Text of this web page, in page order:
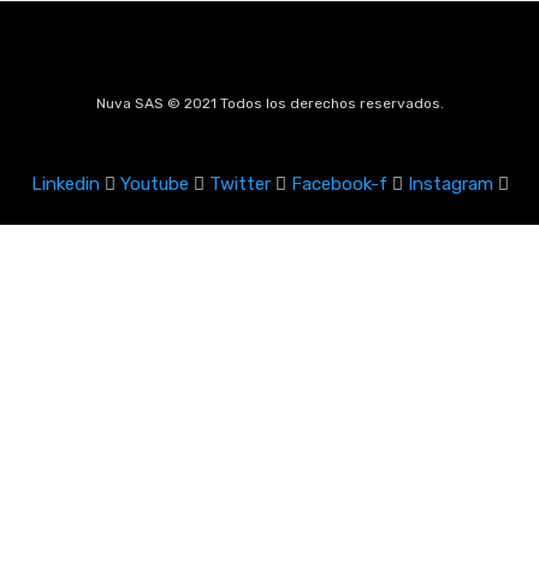
Nuva SAS © 2021 Todos los derechos reservados.
Linkedin Youtube Twitter Facebook-f Instagram